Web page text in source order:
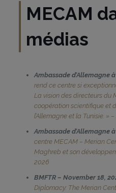
MECAM
médias
Ambassade d’Allemagne
rend ce centre si
La vision des directeurs du
coopération scientifique et
l’Allemagne et la Tunisie. »
Ambassade d’Allemagne
centre MECAM – Merian
Maghreb et son
2026
BMFTR – November 18,
Diplomacy: The Merian